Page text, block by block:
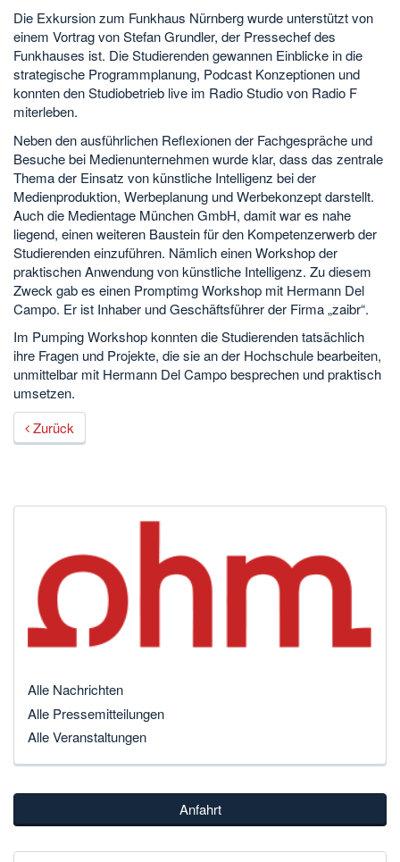
Die Exkursion zum Funkhaus Nürnberg wurde unterstützt von
einem Vortrag von Stefan Grundler, der Pressechef des
Funkhauses ist. Die Studierenden gewannen Einblicke in die
strategische Programmplanung, Podcast Konzeptionen und
konnten den Studiobetrieb live im Radio Studio von Radio F
miterleben.
Neben den ausführlichen Reflexionen der Fachgespräche und
Besuche bei Medienunternehmen wurde klar, dass das zentrale
Thema der Einsatz von künstliche Intelligenz bei der
Medienproduktion, Werbeplanung und Werbekonzept darstellt.
Auch die Medientage München GmbH, damit war es nahe
liegend, einen weiteren Baustein für den Kompetenzerwerb der
Studierenden einzuführen. Nämlich einen Workshop der
praktischen Anwendung von künstliche Intelligenz. Zu diesem
Zweck gab es einen Promptimg Workshop mit Hermann Del
Campo. Er ist Inhaber und Geschäftsführer der Firma „zaibr“.
Im Pumping Workshop konnten die Studierenden tatsächlich
ihre Fragen und Projekte, die sie an der Hochschule bearbeiten,
unmittelbar mit Hermann Del Campo besprechen und praktisch
umsetzen.
Zurück
Alle Nachrichten
Alle Pressemitteilungen
Alle Veranstaltungen
Anfahrt